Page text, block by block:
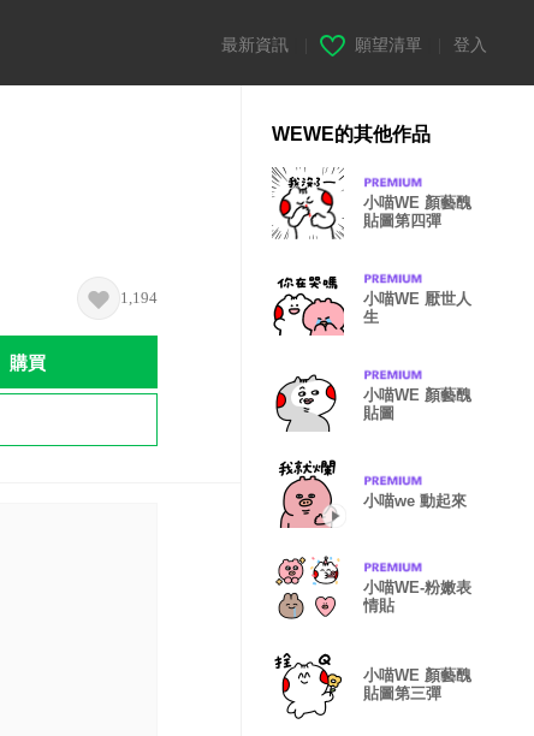
最新資訊 願望清單 登入
1,194
購買
WEWE的其他作品
小喵WE 顏藝醜
貼圖第四彈
小喵WE 厭世人
生
小喵WE 顏藝醜
貼圖
小喵we 動起來
小喵WE-粉嫩表
情貼
小喵WE 顏藝醜
貼圖第三彈